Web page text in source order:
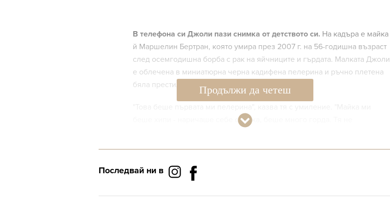
В телефона си Джоли пази снимка от детството си. На кадъра е майка
й Маршелин Бертран, която умира през 2007 г. на 56-годишна възраст
след осемгодишна борба с рак на яйчниците и гърдата. Малката Джоли
е облечена в миниатюрна черна кадифена пелерина и ръчно плетена
бяла престилка.
беше хипи - наричаше себе си така, беше много горда. Тя не
Според нея начинът, по който се облича човек, разкрива много за
Продължи да четеш
Последвай ни в